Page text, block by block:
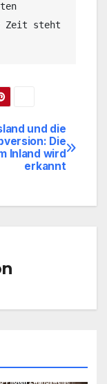
Zeit steht
und die
Die
Inland wird
erkannt